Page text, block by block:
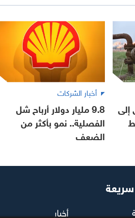
إلى
أخبار الشركات
9.8 مليار دولار أرباح شل
الفصلية.. نمو بأكثر من
الضعف
أخبار